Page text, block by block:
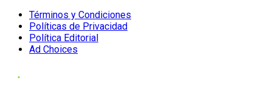
Términos y Condiciones
Políticas de Privacidad
Política Editorial
Ad Choices